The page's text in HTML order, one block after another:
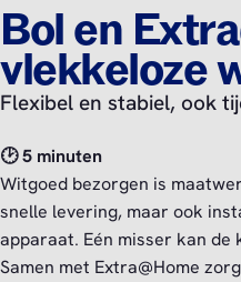
Bol en
vlekkeloze
Flexibel en stabiel, ook
🕑 5 minuten
Witgoed bezorgen is
snelle levering, maar ook
apparaat. Eén misser kan
Samen met Extra@Home